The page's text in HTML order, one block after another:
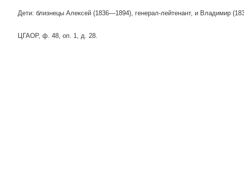
Дети: близнецы Алексей (1836—1894), генерал-лейтенант, и Владимир
ЦГАОР, ф. 48, оп. 1, д. 28.